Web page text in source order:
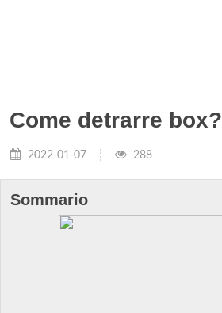
Come detrarre box?
2022-01-07 288
Sommario